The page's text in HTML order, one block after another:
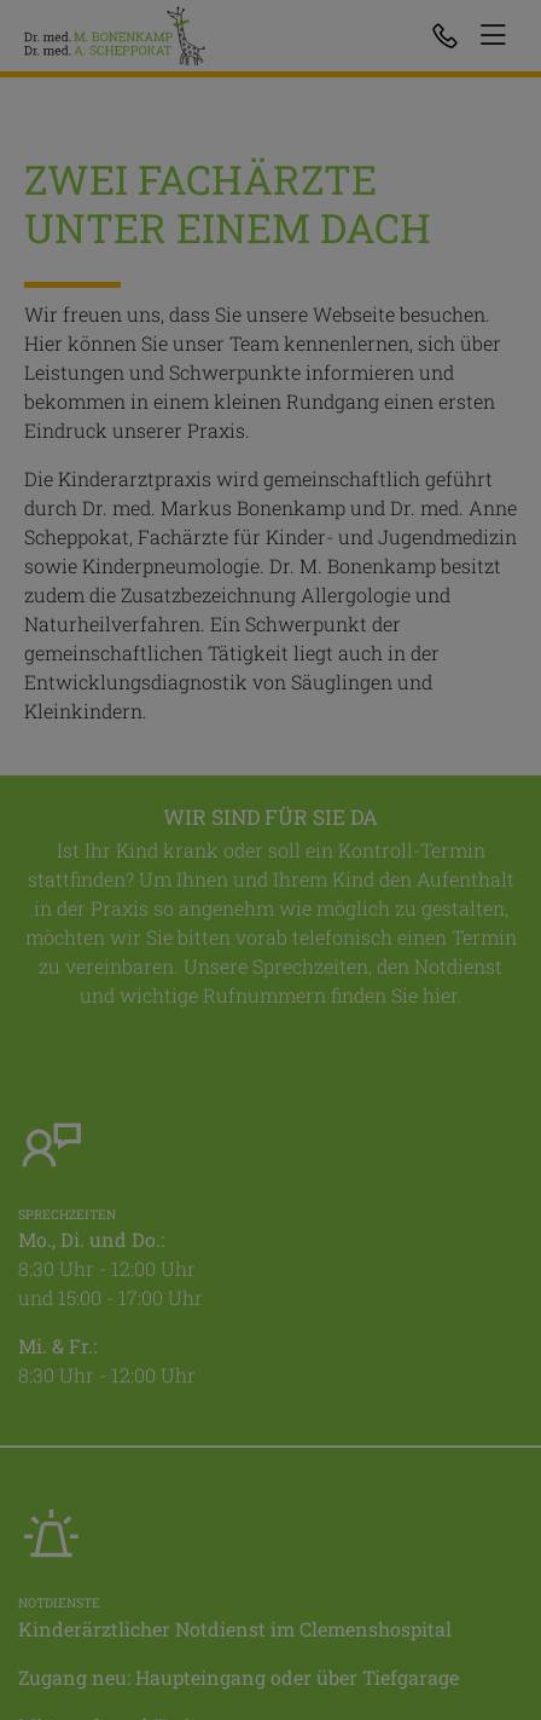
ZWEI FACHÄRZTE
UNTER EINEM DACH
Wir freuen uns, dass Sie unsere Webseite besuchen.
Hier können Sie unser Team kennenlernen, sich über
Leistungen und Schwerpunkte informieren und
bekommen in einem kleinen Rundgang einen ersten
Eindruck unserer Praxis.
Die Kinderarztpraxis wird gemeinschaftlich geführt
durch Dr. med. Markus Bonenkamp und Dr. med. Anne
Scheppokat, Fachärzte für Kinder- und Jugendmedizin
sowie Kinderpneumologie. Dr. M. Bonenkamp besitzt
zudem die Zusatzbezeichnung Allergologie und
Naturheilverfahren. Ein Schwerpunkt der
gemeinschaftlichen Tätigkeit liegt auch in der
Entwicklungsdiagnostik von Säuglingen und
Kleinkindern.
WIR SIND FÜR SIE DA
Ist Ihr Kind krank oder soll ein Kontroll-Termin
stattfinden? Um Ihnen und Ihrem Kind den Aufenthalt
in der Praxis so angenehm wie möglich zu gestalten,
möchten wir Sie bitten vorab telefonisch einen Termin
zu vereinbaren. Unsere Sprechzeiten, den Notdienst
und wichtige Rufnummern finden Sie hier.
SPRECHZEITEN
Mo., Di. und Do.:
8:30 Uhr - 12:00 Uhr
und 15:00 - 17:00 Uhr
Mi. & Fr.:
8:30 Uhr - 12:00 Uhr
NOTDIENSTE
Kinderärztlicher Notdienst im Clemenshospital
Zugang neu: Haupteingang oder über Tiefgarage